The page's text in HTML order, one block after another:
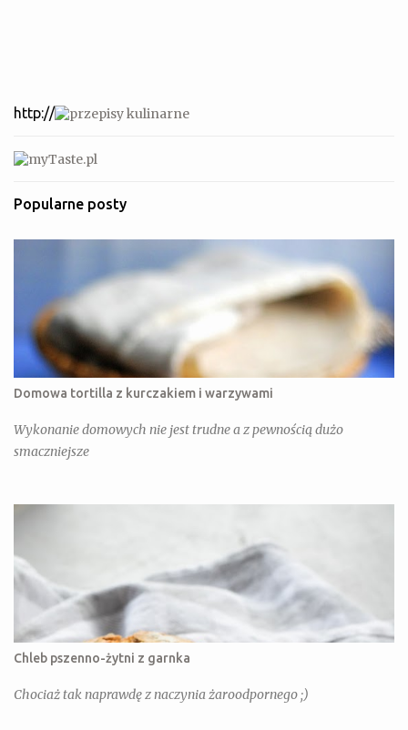
http://
Popularne posty
Domowa tortilla z kurczakiem i warzywami
Wykonanie domowych nie jest trudne a z pewnością dużo
smaczniejsze
Chleb pszenno-żytni z garnka
Chociaż tak naprawdę z naczynia żaroodpornego ;)